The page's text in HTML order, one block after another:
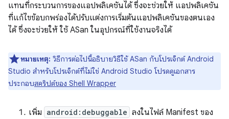
แทนที่กระบวนการของแอปพลิเคชันได้ ซึ่งจะช่วยให้ แอปพลิเคชัน
ที่แก้ไขข้อบกพร่องได้ปรับแต่งการเริ่มต้นแอปพลิเคชันของตนเอง
ได้ ซึ่งจะช่วยให้ ใช้ ASan ในอุปกรณ์ที่ใช้งานจริงได้
หมายเหตุ: วิธีการต่อไปนี้อธิบายวิธีใช้ ASan กับโปรเจ็กต์ Android
Studio สำหรับโปรเจ็กต์ที่ไม่ใช่ Android Studio โปรดดูเอกสาร
ประกอบสคริปต์ของ Shell Wrapper
เพิ่ม android:debuggable ลงในไฟล์ Manifest ของ